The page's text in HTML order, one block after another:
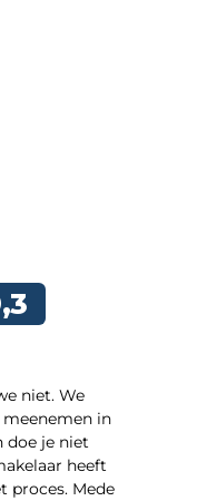
niet. We
in
doe je niet
heeft
proces. Mede